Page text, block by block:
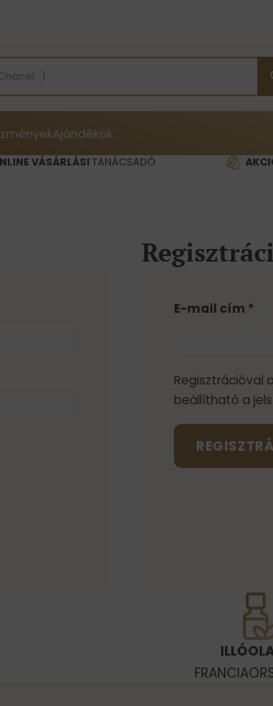
Ajándékok
VÁSÁRLÁSI TANÁCSADÓ
E-mail cím *
Regisztrációval
beállítható a